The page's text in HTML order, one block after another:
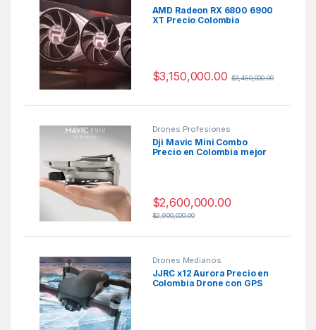
AMD Radeon RX 6800 6900
XT Precio Colombia
$3,150,000.00 $3,450,000.00
Drones Profesiones
Dji Mavic Mini Combo
Precio en Colombia mejor
$2,600,000.00
$2,900,000.00
Drones Medianos
JJRC x12 Aurora Precio en
Colombia Drone con GPS